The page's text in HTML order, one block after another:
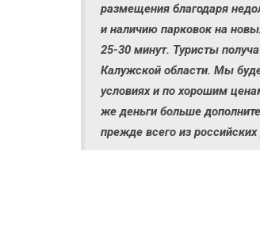
размещения благодаря
и наличию парковок на
25-30 минут. Туристы
Калужской области. Мы
условиях и по хорошим
же деньги больше
прежде всего из